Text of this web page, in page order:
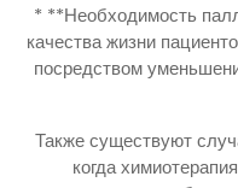
* **Необходимость
качества жизни
посредством
Также существуют
когда